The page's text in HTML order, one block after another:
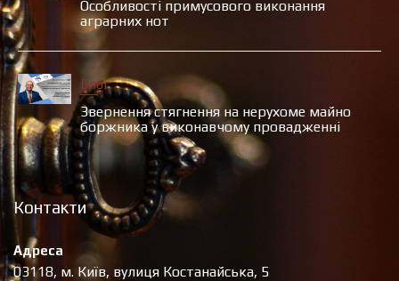
Особливості примусового виконання
аграрних нот
Блог
Звернення стягнення на нерухоме майно
боржника у виконавчому провадженні
Контакти
Адреса
03118, м. Київ, вулиця Костанайська, 5